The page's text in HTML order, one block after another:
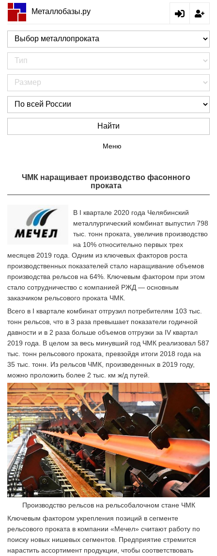
Металлобазы.ру
Найти
Меню
ЧМК наращивает производство фасонного
проката
В I квартале 2020 года Челябинский
металлургический комбинат выпустил 798
тыс. тонн проката, увеличив производство
на 10% относительно первых трех
месяцев 2019 года. Одним из ключевых факторов роста
производственных показателей стало наращивание объемов
производства рельсов на 64%. Ключевым фактором при этом
стало сотрудничество с компанией РЖД — основным
заказчиком рельсового проката ЧМК.
Всего в I квартале комбинат отгрузил потребителям 103 тыс.
тонн рельсов, что в 3 раза превышает показатели годичной
давности и в 2 раза больше объемов отгрузки за IV квартал
2019 года. В целом за весь минувший год ЧМК реализовал 587
тыс. тонн рельсового проката, превзойдя итоги 2018 года на
35 тыс. тонн. Из рельсов ЧМК, произведенных в 2019 году,
можно проложить более 2 тыс. км ж/д путей.
Производство рельсов на рельсобалочном стане ЧМК
Ключевым фактором укрепления позиций в сегменте
рельсового проката в компании «Мечел» считают работу по
поиску новых нишевых сегментов. Предприятие стремится
нарастить ассортимент продукции, чтобы соответствовать